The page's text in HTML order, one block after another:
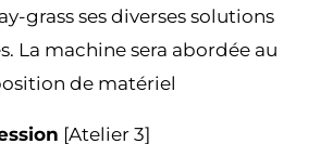
grass ses diverses solutions
La machine sera abordée au
de matériel
[Atelier 3]